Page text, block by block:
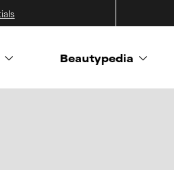
Beautypedia